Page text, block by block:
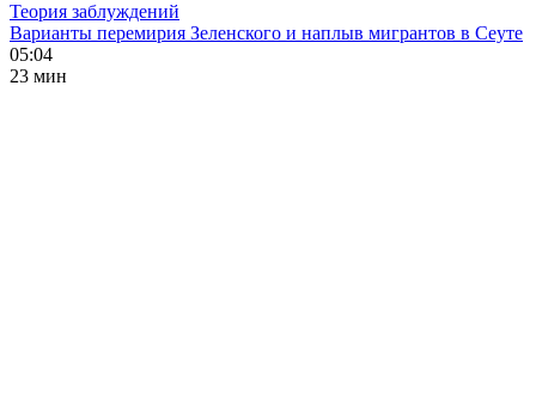
Теория заблуждений
Варианты перемирия Зеленского и наплыв мигрантов в Сеуте
05:04
23 мин